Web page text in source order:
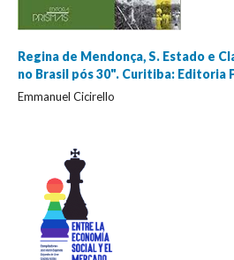
Regina de Mendonça, S. Estado e
no Brasil pós 30". Curitiba: Editoria
Emmanuel Cicirello